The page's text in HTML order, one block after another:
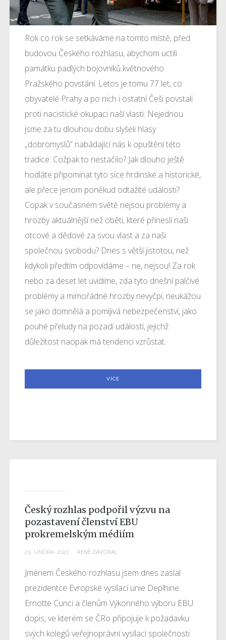
Rok co rok se setkáváme na tomto místě, před
budovou Českého rozhlasu, abychom uctili
památku padlých bojovníků květnového
Pražského povstání. Letos je tomu 77 let, co
obyvatelé Prahy a po nich i ostatní Češi povstali
proti nacistické okupaci naší vlasti. Nejednou
jsme za tu dlouhou dobu slyšeli hlasy
„dobromyslů“ nabádající nás k opuštění této
tradice: Cožpak to nestačilo? Jak dlouho ještě
hodláte připomínat tyto sice hrdinské a historické,
ale přece jenom poněkud odtažité události?
Copak v současném světě nejsou problémy a
hrozby aktuálnější než oběti, které přinesli naši
otcové a dědové za svou vlast a za naši
společnou svobodu? Dnes s větší jistotou, než
kdykoli předtím odpovídáme – ne, nejsou! Za rok
nebo za deset let uvidíme, zda tyto dnešní palčivé
problémy a mimořádné hrozby nevyčpí, neukážou
se jako domnělá a pomíjivá nebezpečenství, jako
pouhé přeludy na pozadí událostí, jejichž
důležitost naopak má tendenci vzrůstat.
VÍCE
Český rozhlas podpořil výzvu na
pozastavení členství EBU
prokremelským médiím
25. ÚNORA 2022 RENÉ ZAVORAL
Jménem Českého rozhlasu jsem dnes zaslal
prezidentce Evropské vysílací unie Deplhine
Ernotte Cunci a členům Výkonného výboru EBU
dopis, ve kterém se ČRo připojuje k požadavku
svých kolegů veřejnoprávní vysílací společnosti